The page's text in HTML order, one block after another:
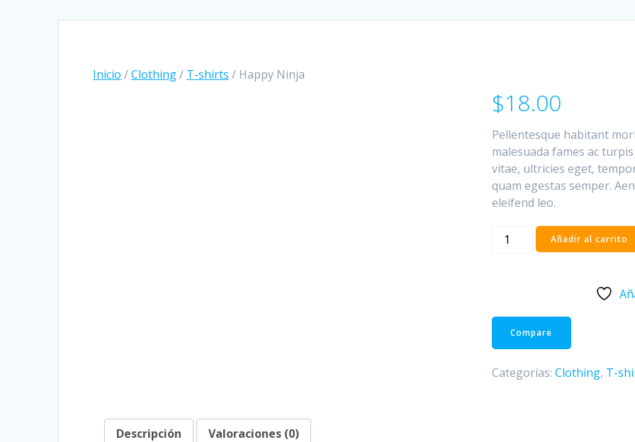
Inicio /Clothing/ T-shirts / Happy Ninja
$18.00
Pellentesque habitant
malesuada fames ac
vitae, ultricies eget,
quam egestas semper.
eleifend leo.
Happy
Añadir al carrito
Compare
Categorías: Clothing, T-
Descripción Valoraciones (0)